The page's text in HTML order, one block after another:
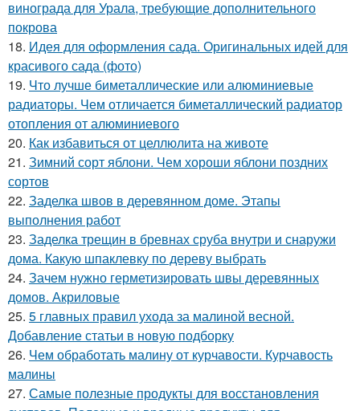
винограда для Урала, требующие дополнительного
покрова
18. Идея для оформления сада. Оригинальных идей для
красивого сада (фото)
19. Что лучше биметаллические или алюминиевые
радиаторы. Чем отличается биметаллический радиатор
отопления от алюминиевого
20. Как избавиться от целлюлита на животе
21. Зимний сорт яблони. Чем хороши яблони поздних
сортов
22. Заделка швов в деревянном доме. Этапы
выполнения работ
23. Заделка трещин в бревнах сруба внутри и снаружи
дома. Какую шпаклевку по дереву выбрать
24. Зачем нужно герметизировать швы деревянных
домов. Акриловые
25. 5 главных правил ухода за малиной весной.
Добавление статьи в новую подборку
26. Чем обработать малину от курчавости. Курчавость
малины
27. Самые полезные продукты для восстановления